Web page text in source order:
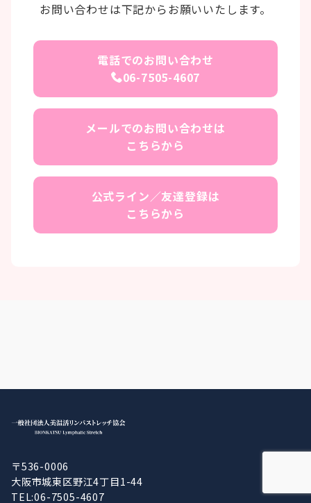
お問い合わせは下記からお願いいたします。
電話でのお問い合わせ
06-7505-4607
メールでのお問い合わせは
こちらから
公式ライン／友達登録は
こちらから
〒536-0006
大阪市城東区野江4丁目1-44
TEL:06-7505-4607